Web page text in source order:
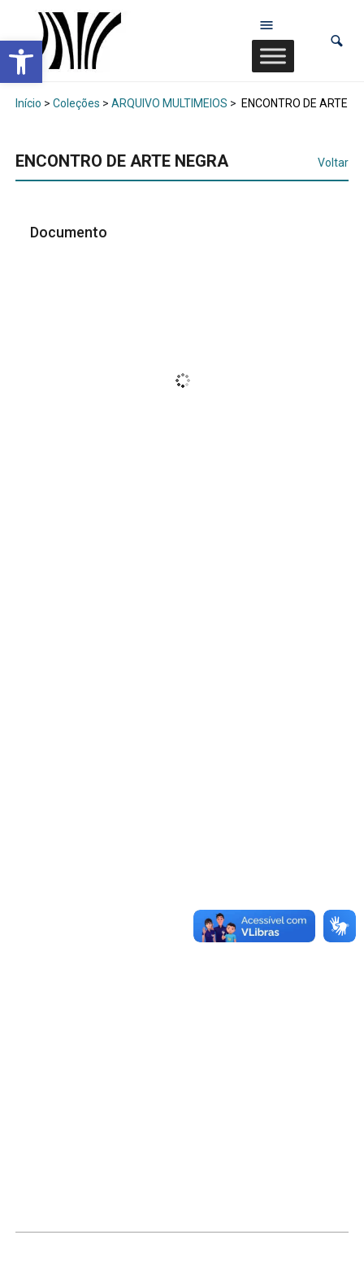
Abrir a barra de ferramentas
Início > Coleções > ARQUIVO MULTIMEIOS > ENCONTRO DE ARTE
ENCONTRO DE ARTE NEGRA Voltar
Documento